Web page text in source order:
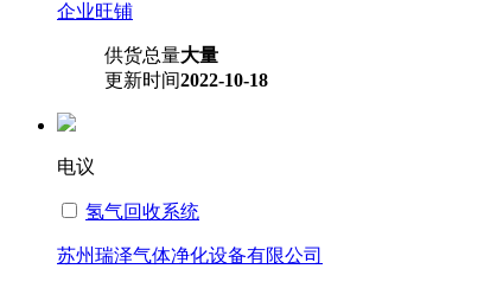
企业旺铺
供货总量大量
更新时间2022-10-18
电议
氢气回收系统
苏州瑞泽气体净化设备有限公司